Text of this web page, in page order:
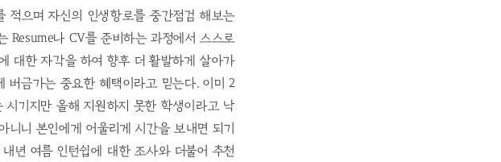
적으며 자신의 인생항로를 중간점검 해보는
Resume나 CV를 준비하는 과정에서 스스로
대한 자각을 하여 향후 더 활발하게 살아가
버금가는 중요한 혜택이라고 믿는다. 이미 2
기지만 올해 지원하지 못한 학생이라고 낙
니 본인에게 어울리게 시간을 보내면 되기
년 여름 인턴쉽에 대한 조사와 더불어 추천